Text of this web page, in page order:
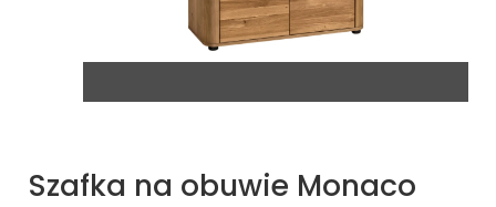
Szafka na obuwie Monaco